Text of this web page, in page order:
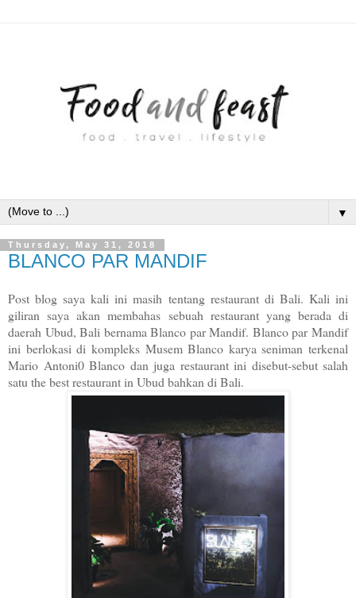
▼
Thursday, May 31, 2018
BLANCO PAR MANDIF
Post blog saya kali ini masih tentang restaurant di Bali. Kali ini
giliran saya akan membahas sebuah restaurant yang berada di
daerah Ubud, Bali bernama Blanco par Mandif. Blanco par Mandif
ini berlokasi di kompleks Musem Blanco karya seniman terkenal
Mario Antoni0 Blanco dan juga restaurant ini disebut-sebut salah
satu the best restaurant in Ubud bahkan di Bali.